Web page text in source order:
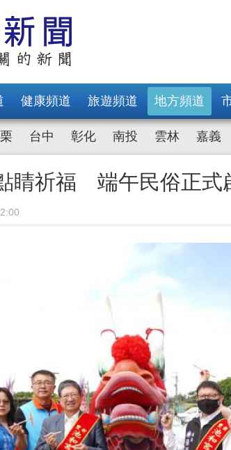
健康頻道 旅遊頻道 地方頻道
台中 彰化 南投 雲林 嘉義
睛祈福 端午民俗正式